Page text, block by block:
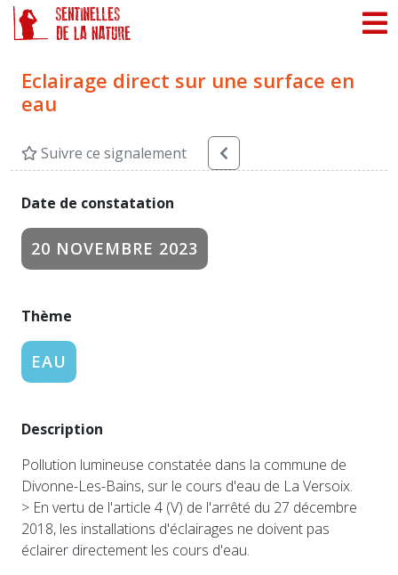
Eclairage direct sur une surface en
eau
Suivre ce signalement
Date de constatation
20 NOVEMBRE 2023
Thème
EAU
Description
Pollution lumineuse constatée dans la commune de
Divonne-Les-Bains, sur le cours d'eau de La Versoix.
> En vertu de l'article 4 (V) de l'arrêté du 27 décembre
2018, les installations d'éclairages ne doivent pas
éclairer directement les cours d'eau.
Panneau de gestion des cookies